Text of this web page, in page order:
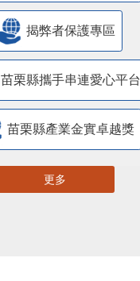
揭弊者保護專區
苗栗縣攜手串連愛心平台
苗栗縣產業金實卓越獎
更多